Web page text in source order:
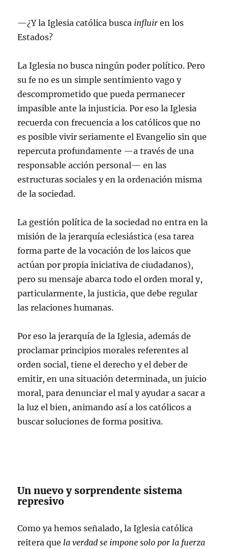
—¿Y la Iglesia católica busca influir en los
Estados?
La Iglesia no busca ningún poder político. Pero
su fe no es un simple sentimiento vago y
descomprometido que pueda permanecer
impasible ante la injusticia. Por eso la Iglesia
recuerda con frecuencia a los católicos que no
es posible vivir seriamente el Evangelio sin que
repercuta profundamente —a través de una
responsable acción personal— en las
estructuras sociales y en la ordenación misma
de la sociedad.
La gestión política de la sociedad no entra en la
misión de la jerarquía eclesiástica (esa tarea
forma parte de la vocación de los laicos que
actúan por propia iniciativa de ciudadanos),
pero su mensaje abarca todo el orden moral y,
particularmente, la justicia, que debe regular
las relaciones humanas.
Por eso la jerarquía de la Iglesia, además de
proclamar principios morales referentes al
orden social, tiene el derecho y el deber de
emitir, en una situación determinada, un juicio
moral, para denunciar el mal y ayudar a sacar a
la luz el bien, animando así a los católicos a
buscar soluciones de forma positiva.
Un nuevo y sorprendente sistema
represivo
Como ya hemos señalado, la Iglesia católica
reitera que la verdad se impone solo por la fuerza